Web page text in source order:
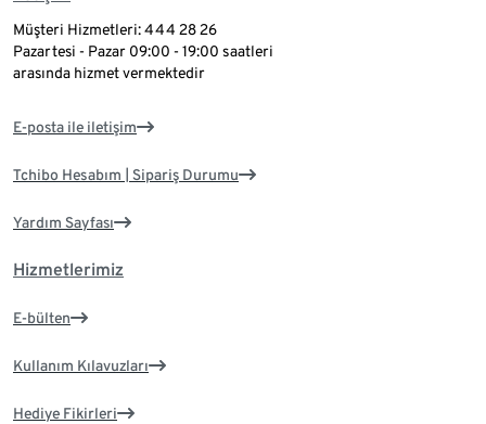
Müşteri Hizmetleri: 444 28 26
Pazartesi - Pazar 09:00 - 19:00 saatleri
arasında hizmet vermektedir
E-posta ile iletişim
Tchibo Hesabım | Sipariş Durumu
Yardım Sayfası
Hizmetlerimiz
E-bülten
Kullanım Kılavuzları
Hediye Fikirleri